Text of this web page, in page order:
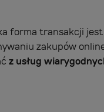
forma transakcji
zakupów
z usług